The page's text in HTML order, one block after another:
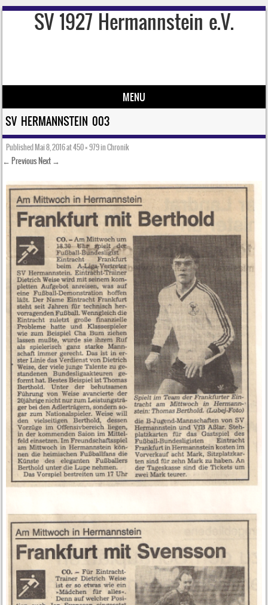
SV 1927 Hermannstein e.V.
MENU
Skip to content
SV HERMANNSTEIN 003
PublishedMai 8, 2016at450 × 979inChronik
← PreviousNext →